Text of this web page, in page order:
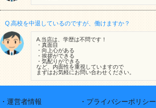
Q.高校を中退しているのですが、働けますか？
A.当店は、学歴は不問です！
・真面目
・向上心がある
・挨拶ができる
・気配りができる
など、内面性を重視していますので
まずはお気軽にお問い合わせください。
・運営者情報 ・プライバシーポリシー